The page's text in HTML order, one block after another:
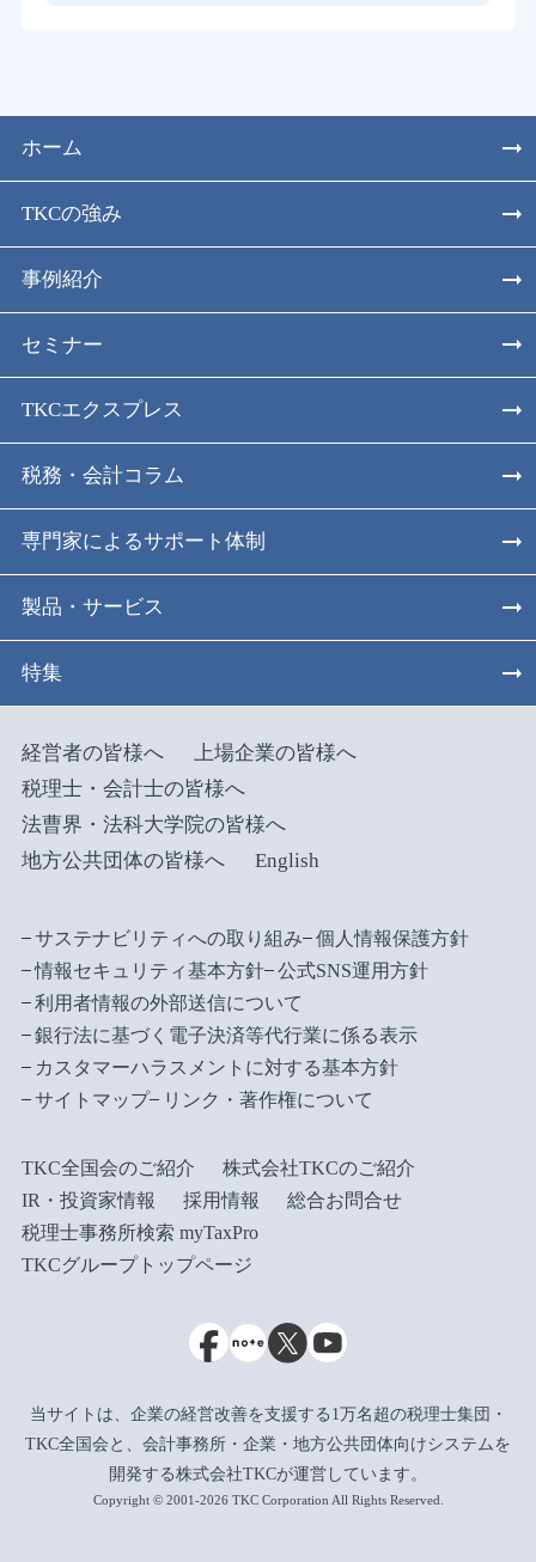
ホーム
TKCの強み
事例紹介
セミナー
TKCエクスプレス
税務・会計コラム
専門家によるサポート体制
製品・サービス
特集
経営者の皆様へ
上場企業の皆様へ
税理士・会計士の皆様へ
法曹界・法科大学院の皆様へ
地方公共団体の皆様へ
English
サステナビリティへの取り組み
個人情報保護方針
情報セキュリティ基本方針
公式SNS運用方針
利用者情報の外部送信について
銀行法に基づく電子決済等代行業に係る表示
カスタマーハラスメントに対する基本方針
サイトマップ
リンク・著作権について
TKC全国会のご紹介
株式会社TKCのご紹介
IR・投資家情報
採用情報
総合お問合せ
税理士事務所検索 myTaxPro
TKCグループトップページ
当サイトは、企業の経営改善を支援する1万名超の税理士集団・
TKC全国会と、会計事務所・企業・地方公共団体向けシステムを
開発する株式会社TKCが運営しています。
Copyright © 2001-2026 TKC Corporation All Rights Reserved.